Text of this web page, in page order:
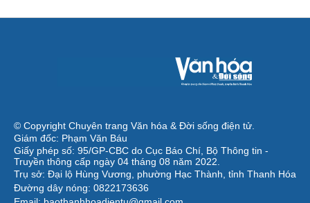
© Copyright Chuyên trang Văn hóa & Đời sống điện tử.
Giám đốc: Phạm Văn Báu
Giấy phép số: 95/GP-CBC do Cục Báo Chí, Bộ Thông tin -
Truyền thông cấp ngày 04 tháng 08 năm 2022.
Trụ sở: Đại lộ Hùng Vương, phường Hạc Thành, tỉnh Thanh Hóa
Đường dây nóng: 0822173636